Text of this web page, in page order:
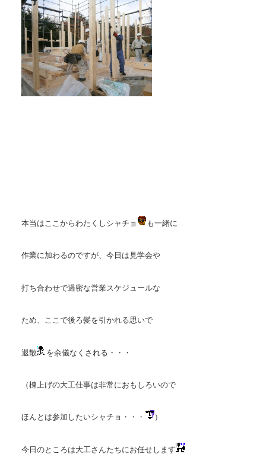
本当はここからわたくしシャチョ も一緒に
作業に加わるのですが、今日は見学会や
打ち合わせで過密な営業スケジュールな
ため、ここで後ろ髪を引かれる思いで
退散 を余儀なくされる・・・
（棟上げの大工仕事は非常におもしろいので
ほんとは参加したいシャチョ・・・ ）
今日のところは大工さんたちにお任せします